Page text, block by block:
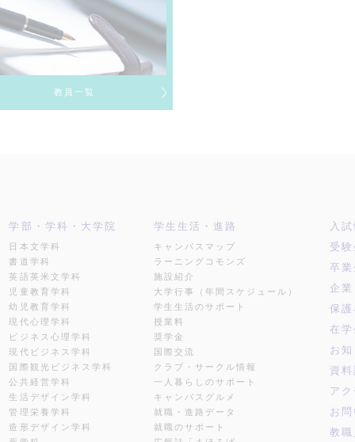
教員一覧
学部・学科・大学院
日本文学科
書道学科
英語英米文学科
児童教育学科
幼児教育学科
現代心理学科
ビジネス心理学科
現代ビジネス学科
国際観光ビジネス学科
公共経営学科
生活デザイン学科
管理栄養学科
造形デザイン学科
学生生活・進路
キャンパスマップ
ラーニングコモンズ
施設紹介
大学行事（年間スケジュール）
学生生活のサポート
授業料
奨学金
国際交流
クラブ・サークル情報
一人暮らしのサポート
キャンパスグルメ
就職・進路データ
就職のサポート
入
受
卒業
企
保護
在学
お知
資料
アク
お
教職